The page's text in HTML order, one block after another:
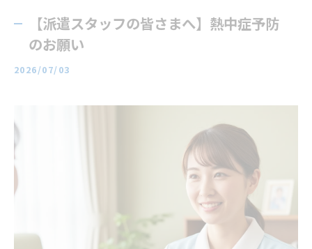
【派遣スタッフの皆さまへ】熱中症予防
のお願い
2026/07/03